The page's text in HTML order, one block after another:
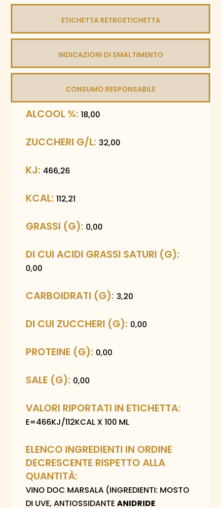
ETICHETTA RETROETICHETTA
INDICAZIONI DI SMALTIMENTO
CONSUMO RESPONSABILE
ALCOOL %:18,00
ZUCCHERI G/L: 32,00
KJ: 466,26
KCAL:112,21
GRASSI (G): 0,00
DI CUI ACIDI GRASSI SATURI (G):
0,00
CARBOIDRATI (G): 3,20
DI CUI ZUCCHERI (G): 0,00
PROTEINE (G): 0,00
SALE (G): 0,00
VALORI RIPORTATI IN ETICHETTA:
E=466KJ/112KCAL X 100 ML
ELENCO INGREDIENTI IN ORDINE
DECRESCENTE RISPETTO ALLA
QUANTITÀ:
VINO DOC MARSALA (INGREDIENTI: MOSTO
DI UVE, ANTIOSSIDANTEANIDRIDE